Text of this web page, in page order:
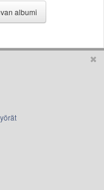
albumi